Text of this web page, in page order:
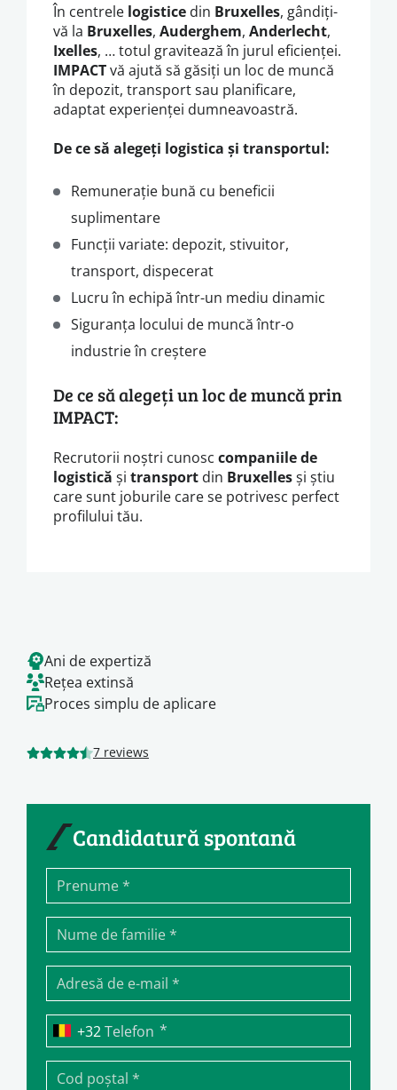
În centrele logistice din Bruxelles, gândiți-
vă la Bruxelles, Auderghem, Anderlecht,
Ixelles, … totul gravitează în jurul eficienței.
IMPACTvă ajută să găsiți un loc de muncă
în depozit, transport sau planificare,
adaptat experienței dumneavoastră.
De ce să alegeți logistica și transportul:
Remunerație bună cu beneficii
suplimentare
Funcții variate: depozit, stivuitor,
transport, dispecerat
Lucru în echipă într-un mediu dinamic
Siguranța locului de muncă într-o
industrie în creștere
De ce să alegeți un loc de muncă prin
IMPACT:
Recrutorii noștri cunosc companiile de
logistică și transport din Bruxellesși știu
care sunt joburile care se potrivesc perfect
profilului tău.
Candidatură spontană
Telefon *
Ani de expertiză
Rețea extinsă
Proces simplu de aplicare
7 reviews